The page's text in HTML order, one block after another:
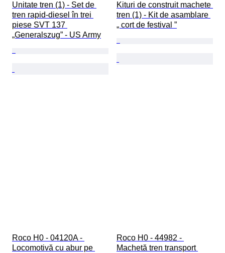
Unitate tren (1) - Set de
tren rapid-diesel în trei
piese SVT 137
„Generalszug” - US Army
Kituri de construit machete
tren (1) - Kit de asamblare
„ cort de festival ”
Roco H0 - 04120A -
Locomotivă cu abur pe
Roco H0 - 44982 -
Machetă tren transport